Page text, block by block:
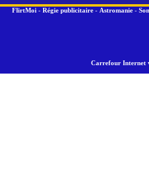
FlirtMoi - Régie publicitaire - Astromanie -
Carrefour Internet